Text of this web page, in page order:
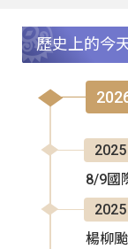
歷史上的今
2025
8/9國
2025
楊柳